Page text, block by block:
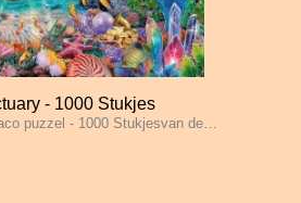
- 1000 Stukjes
puzzel - 1000 Stukjesvan de…